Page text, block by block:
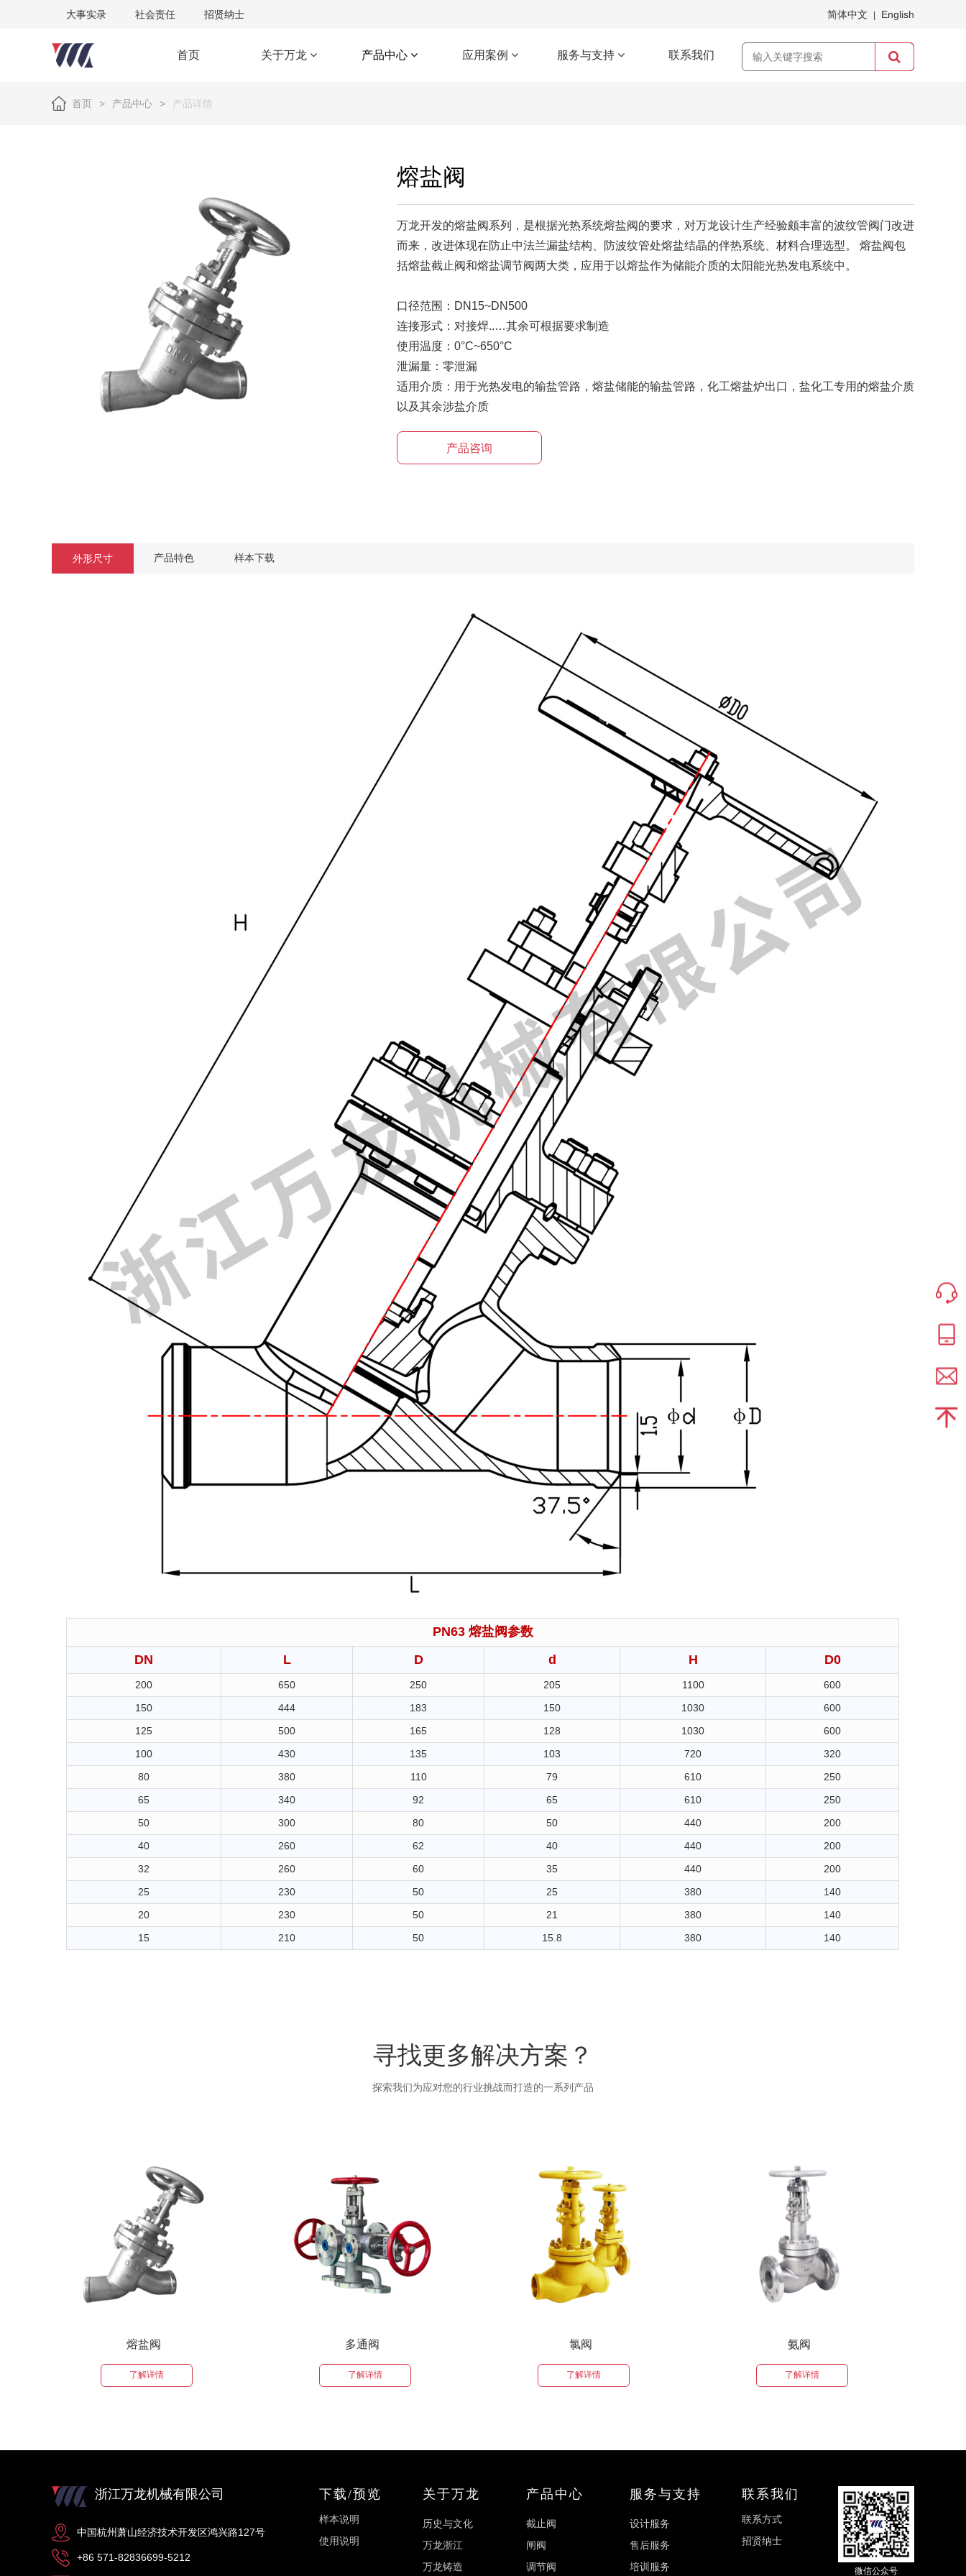
大事实录 社会责任 招贤纳士 简体中文 English
首页 关于万龙 产品中心 应用案例 服务与支持 联系我们
首页 > 产品中心 > 产品详情
熔盐阀
万龙开发的熔盐阀系列，是根据光热系统熔盐阀的要求，对万龙设计生产经验颇丰富的波纹管阀门改进
而来，改进体现在防止中法兰漏盐结构、防波纹管处熔盐结晶的伴热系统、材料合理选型。 熔盐阀包
括熔盐截止阀和熔盐调节阀两大类，应用于以熔盐作为储能介质的太阳能光热发电系统中。
口径范围：DN15~DN500
连接形式：对接焊..…其余可根据要求制造
使用温度：0°C~650°C
泄漏量：零泄漏
适用介质：用于光热发电的输盐管路，熔盐储能的输盐管路，化工熔盐炉出口，盐化工专用的熔盐介质
以及其余涉盐介质
产品咨询
外形尺寸 产品特色 样本下载
PN63 熔盐阀参数
DN
L D d H D0
200 650 250 205 1100
600
150
444 183 150 1030
600
125
500 165 128 1030
600
100
430 135 103 720
320
80
380 110 79 610
250
65
340 92 65 610
250
50
300 80 50 440
200
40
260 62 40 440
200
32
260 60 35 440
200
25
230 50 25 380
140
20
230 50 21 380
140
15
210 50 15.8 380 140
寻找更多解决方案？
探索我们为应对您的行业挑战而打造的一系列产品
微信公众号
下载/预览
样本说明
使用说明
关于万龙
历史与文化
万龙浙江
万龙铸造
产品中心
截止阀
闸阀
调节阀
服务与支持
设计服务
售后服务
培训服务
浙江万龙机械有限公司
中国杭州萧山经济技术开发区鸿兴路127号
+86 571-82836699-5212
联系我们
联系方式
招贤纳士